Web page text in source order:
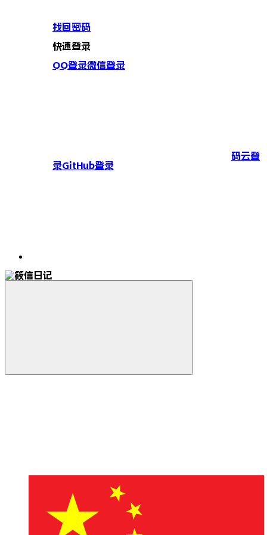
找回密码
快速登录
QQ登录微信登录
码云登
录GitHub登录